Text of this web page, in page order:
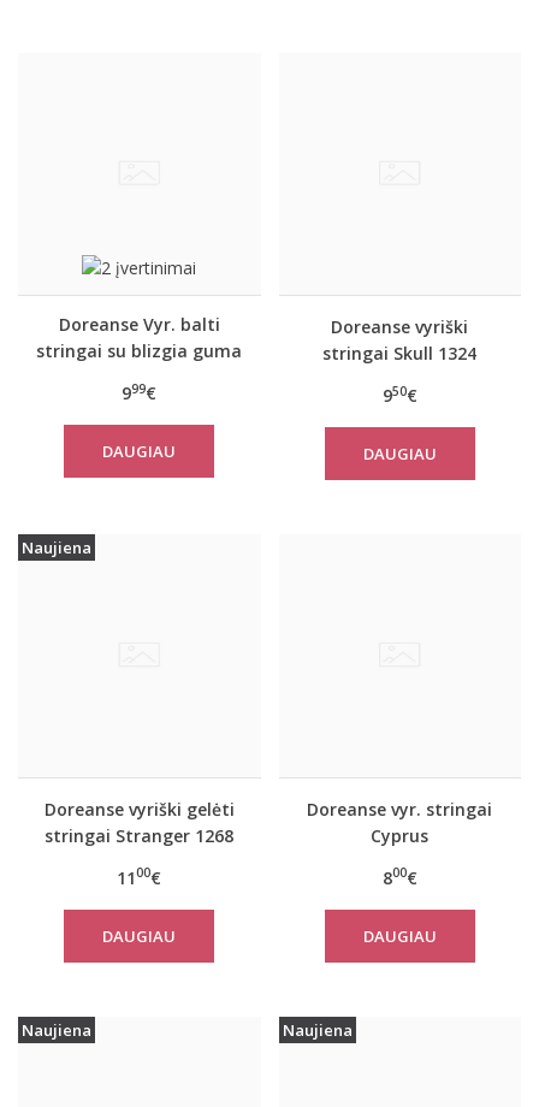
Doreanse Vyr. balti
stringai su blizgia guma
999€
DAUGIAU
Doreanse vyriški
stringai Skull 1324
950€
DAUGIAU
Naujiena
Doreanse vyriški gelėti
stringai Stranger 1268
1100€
DAUGIAU
Doreanse vyr. stringai
Cyprus
800€
DAUGIAU
Naujiena Naujiena